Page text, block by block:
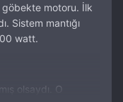
motoru. İlk
Sistem mantığı
watt.
olsaydı. O